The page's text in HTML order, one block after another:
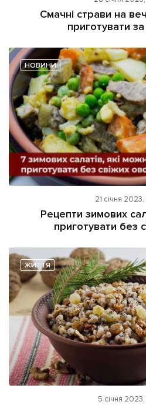
Картки
Репортаж
Розслідування
Погляди
Ініціативи
Лонгріди
Зв'язатися з нами
Реклама
Політика конфіденційності
Наші соц мережі
Підтримати
Смачні страви на
приготувати
НОВИНИ
21 січня
Рецепти зимових
приготувати без
ЖИТТЯ
5 січня